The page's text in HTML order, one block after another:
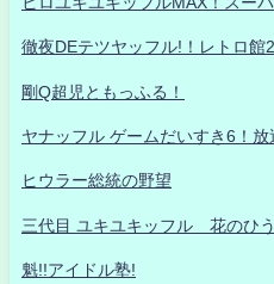
徹夜DEテツヤッフル!！レトロ館2
剛Q超児ともっふる！
ヤナッフル ゲームだいすき6！放
ヒウラー総統の野望
三代目 ユキユキッフル 花のひう
魁!!アイドル塾!